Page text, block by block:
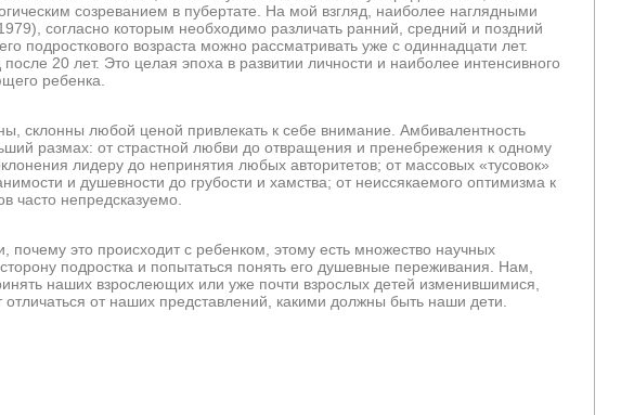
созреванием в пубертате. На мой взгляд, наиболее наглядными
согласно которым необходимо различать ранний, средний и поздний
подросткового возраста можно рассматривать уже с одиннадцати лет.
20 лет. Это целая эпоха в развитии личности и наиболее интенсивного
ребенка.
любой ценой привлекать к себе внимание. Амбивалентность
размах: от страстной любви до отвращения и пренебрежения к одному
лидеру до непринятия любых авторитетов; от массовых «тусовок»
и душевности до грубости и хамства; от неиссякаемого оптимизма к
часто непредсказуемо.
это происходит с ребенком, этому есть множество научных
подростка и попытаться понять его душевные переживания. Нам,
наших взрослеющих или уже почти взрослых детей изменившимися,
от наших представлений, какими должны быть наши дети.